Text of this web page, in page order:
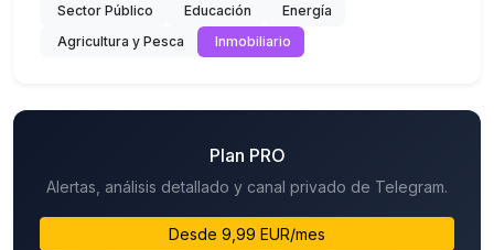
Sector Público
Educación
Energía
Agricultura y Pesca
Inmobiliario
Plan PRO
Alertas, análisis detallado y canal privado de Telegram.
Desde 9,99 EUR/mes